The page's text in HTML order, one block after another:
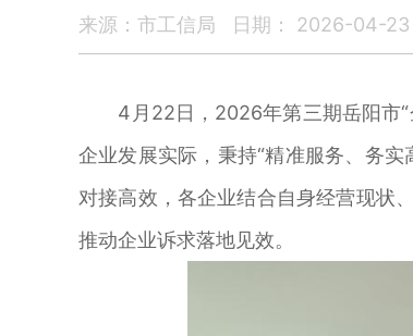
来源：市工信局 日期： 2026-04-23
4月22日，2026年第三期岳阳市“
企业发展实际，秉持“精准服务、务
对接高效，各企业结合自身经营现状
推动企业诉求落地见效。